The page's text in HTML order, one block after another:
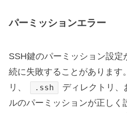
パーミッションエラー
SSH鍵のパーミッション設定
続に失敗することがあります
リ、
.ssh
ディレクトリ、
ルのパーミッションが正しく